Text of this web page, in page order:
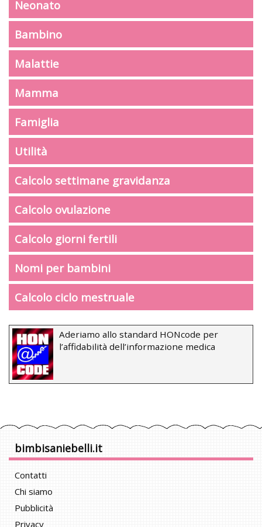
Neonato
Bambino
Malattie
Mamma
Famiglia
Utilità
Calcolo settimane gravidanza
Calcolo ovulazione
Calcolo giorni fertili
Nomi per bambini
Calcolo ciclo mestruale
Aderiamo allo standard HONcode per
l’affidabilità dell’informazione medica
bimbisaniebelli.it
Contatti
Chi siamo
Pubblicità
Privacy